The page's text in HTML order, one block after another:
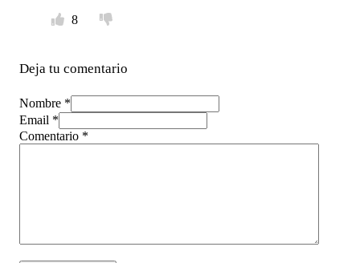
8
Deja tu comentario
Nombre *
Email *
Comentario *